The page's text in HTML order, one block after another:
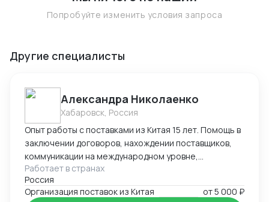
Попробуйте изменить условия запроса
Другие специалисты
Александра Николаенко
Хабаровск, Россия
Опыт работы с поставками из Китая 15 лет. Помощь в
заключении договоров, нахождении поставщиков,
коммуникации на международном уровне,
понимание рынка, хорошие связи в Китае. Помощь в
организации Доставки. Склады в разных городах
Китая ( Гуанчжоу, суйфеньхе, фуюань) , проверенные
Работает в странах
Россия
Организация поставок из Китая
от5 000 ₽